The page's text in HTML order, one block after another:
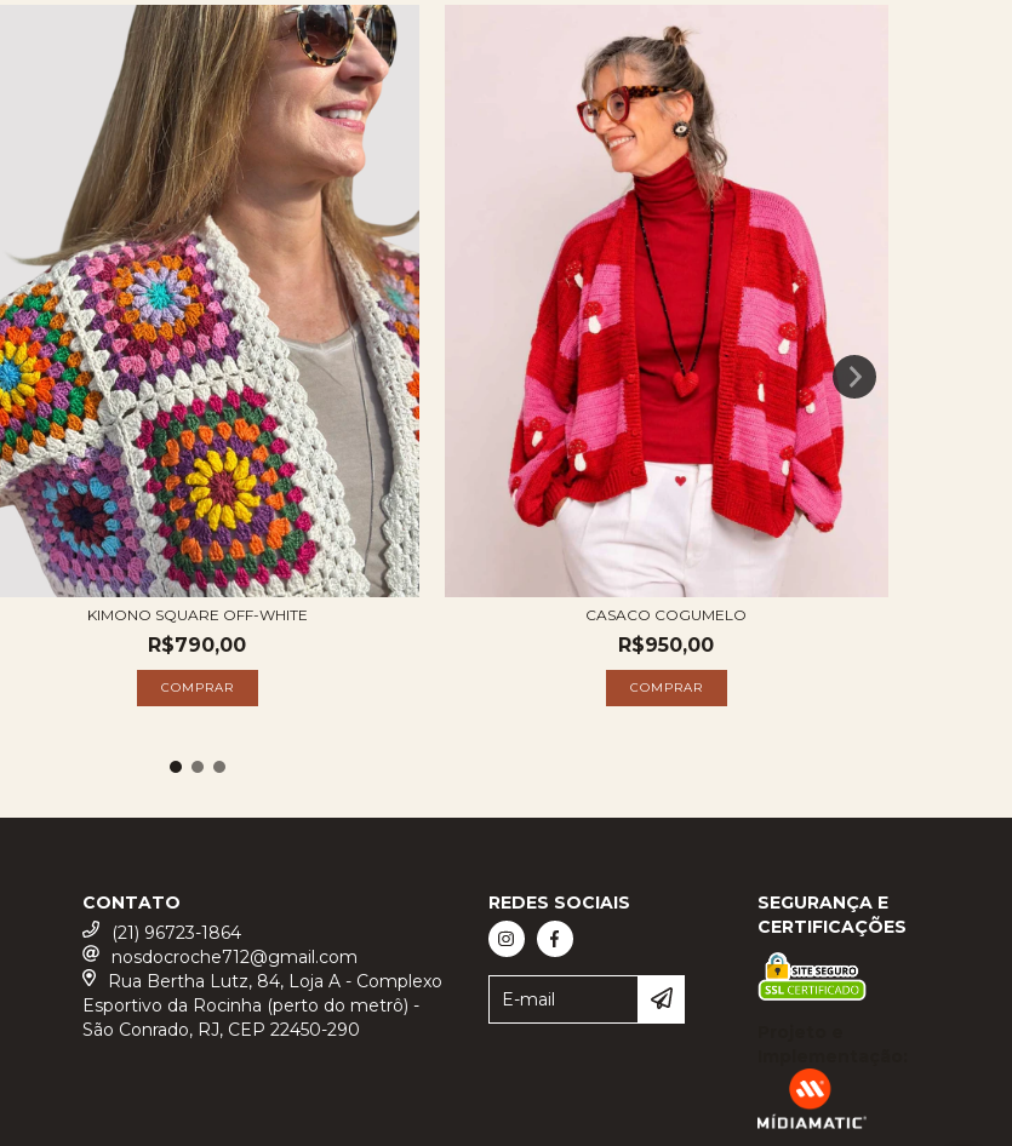
KIMONO SQUARE OFF-WHITE
R$790,00
CASACO COGUMELO
R$950,00
CONTATO
(21) 96723-1864
nosdocroche712@gmail.com
Rua Bertha Lutz, 84, Loja A - Complexo
Esportivo da Rocinha (perto do metrô) -
São Conrado, RJ, CEP 22450-290
REDES SOCIAIS
SEGURANÇA E
CERTIFICAÇÕES